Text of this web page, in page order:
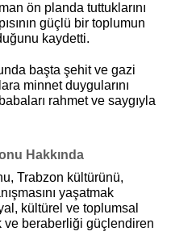
ön planda tuttuklarını
güçlü bir toplumun
kaydetti.
başta şehit ve gazi
minnet duygularını
rahmet ve saygıyla
Hakkında
Trabzon kültürünü,
yaşatmak
kültürel ve toplumsal
ve beraberliği güçlendiren